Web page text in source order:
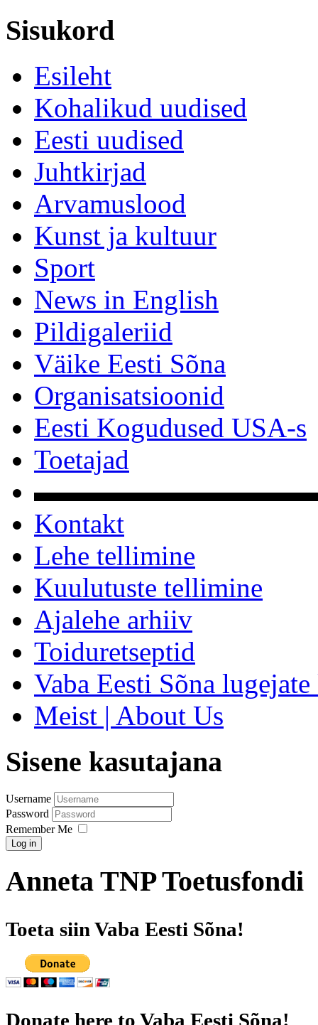
Sisukord
Esileht
Kohalikud uudised
Eesti uudised
Juhtkirjad
Arvamuslood
Kunst ja kultuur
Sport
News in English
Pildigaleriid
Väike Eesti Sõna
Organisatsioonid
Eesti Kogudused USA-s
Toetajad
Kontakt
Lehe tellimine
Kuulutuste tellimine
Ajalehe arhiiv
Toiduretseptid
Vaba Eesti Sõna
Meist | About Us
Sisene kasutajana
Username
Password
Remember Me
Log in
Anneta TNP Toetusfondi
Toeta siin Vaba Eesti Sõna!
Donate here to Vaba Eesti Sõna!